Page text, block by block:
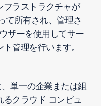
フラストラクチャが
て所有され、管理さ
ザーを使用してサー
管理を行います。
、単一の企業または組
クラウド コンピュ